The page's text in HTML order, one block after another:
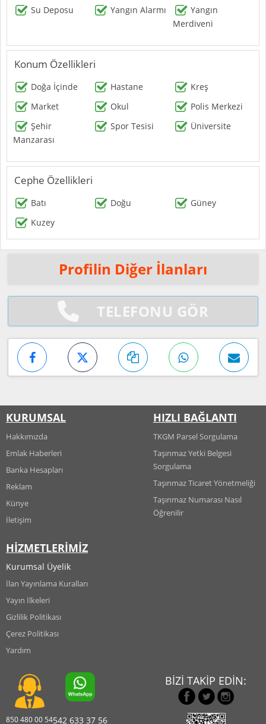
Su Deposu
Yangın Alarmı
Yangın
Merdiveni
Konum Özellikleri
Doğa İçinde Hastane
Kreş
Market
Okul
Polis Merkezi
Şehir
Manzarası
Spor Tesisi Üniversite
Cephe Özellikleri
Batı Doğu
Güney
Kuzey
Profilin Diğer İlanları
TELEFONU GÖR
KURUMSAL
Hakkımızda
Emlak Haberleri
Banka Hesapları
Reklam
Künye
İletişim
HİZMETLERİMİZ
Kurumsal Üyelik
İlan Yayınlama Kuralları
Yayın İlkeleri
Gizlilik Politikası
Çerez Politikası
Yardım
HIZLI BAĞLANTI
TKGM Parsel Sorgulama
Taşınmaz Yetki Belgesi
Sorgulama
Taşınmaz Ticaret Yönetmeliği
Taşınmaz Numarası Nasıl
Öğrenilir
850 480 00 54542 633 37 56
BİZİ TAKİP EDİN: